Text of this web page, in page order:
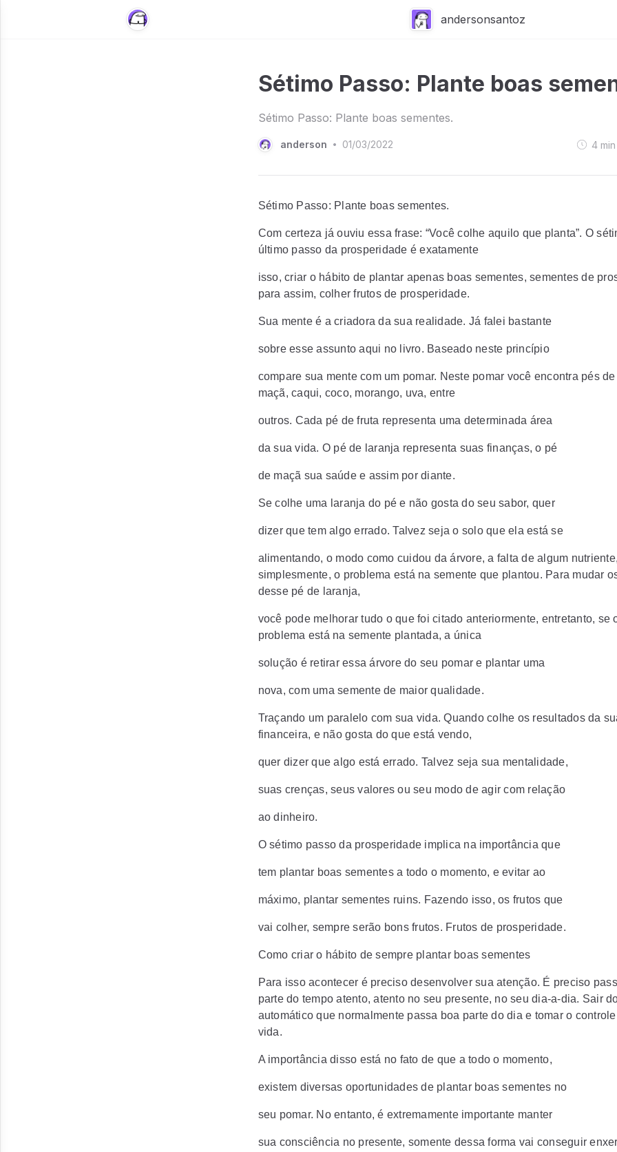
andersonsantoz
Sétimo Passo: Plante boas
Sétimo Passo: Plante boas sementes.
anderson • 01/03/2022 4min
Sétimo Passo: Plante boas sementes.
Com certeza já ouviu essa frase: “Você colhe aquilo que planta”. O
último passo da prosperidade é exatamente
isso, criar o hábito de plantar apenas boas sementes, sementes de
para assim, colher frutos de prosperidade.
Sua mente é a criadora da sua realidade. Já falei bastante
sobre esse assunto aqui no livro. Baseado neste princípio
compare sua mente com um pomar. Neste pomar você encontra pés
maçã, caqui, coco, morango, uva, entre
outros. Cada pé de fruta representa uma determinada área
da sua vida. O pé de laranja representa suas finanças, o pé
de maçã sua saúde e assim por diante.
Se colhe uma laranja do pé e não gosta do seu sabor, quer
dizer que tem algo errado. Talvez seja o solo que ela está se
alimentando, o modo como cuidou da árvore, a falta de algum
simplesmente, o problema está na semente que plantou. Para mudar
desse pé de laranja,
você pode melhorar tudo o que foi citado anteriormente, entretanto, se
problema está na semente plantada, a única
solução é retirar essa árvore do seu pomar e plantar uma
nova, com uma semente de maior qualidade.
Traçando um paralelo com sua vida. Quando colhe os resultados da
financeira, e não gosta do que está vendo,
quer dizer que algo está errado. Talvez seja sua mentalidade,
suas crenças, seus valores ou seu modo de agir com relação
ao dinheiro.
O sétimo passo da prosperidade implica na importância que
tem plantar boas sementes a todo o momento, e evitar ao
máximo, plantar sementes ruins. Fazendo isso, os frutos que
vai colher, sempre serão bons frutos. Frutos de prosperidade.
Como criar o hábito de sempre plantar boas sementes
Para isso acontecer é preciso desenvolver sua atenção. É preciso
parte do tempo atento, atento no seu presente, no seu dia-a-dia. Sair
automático que normalmente passa boa parte do dia e tomar o
vida.
A importância disso está no fato de que a todo o momento,
existem diversas oportunidades de plantar boas sementes no
seu pomar. No entanto, é extremamente importante manter
sua consciência no presente, somente dessa forma vai conseguir